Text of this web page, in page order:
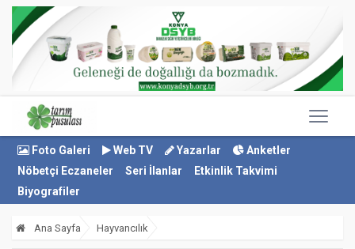
Foto Galeri Web TV Yazarlar
Anketler
Nöbetçi Eczaneler
Seri İlanlar
Etkinlik Takvimi
Biyografiler
Ana Sayfa Hayvancılık